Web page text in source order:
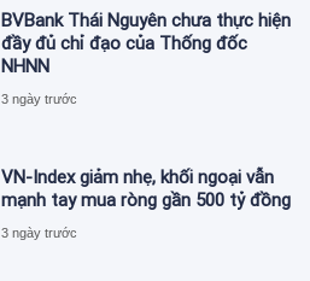
BVBank Thái Nguyên chưa thực hiện
đầy đủ chỉ đạo của Thống đốc
NHNN
3 ngày trước
VN-Index giảm nhẹ, khối ngoại vẫn
mạnh tay mua ròng gần 500 tỷ đồng
3 ngày trước